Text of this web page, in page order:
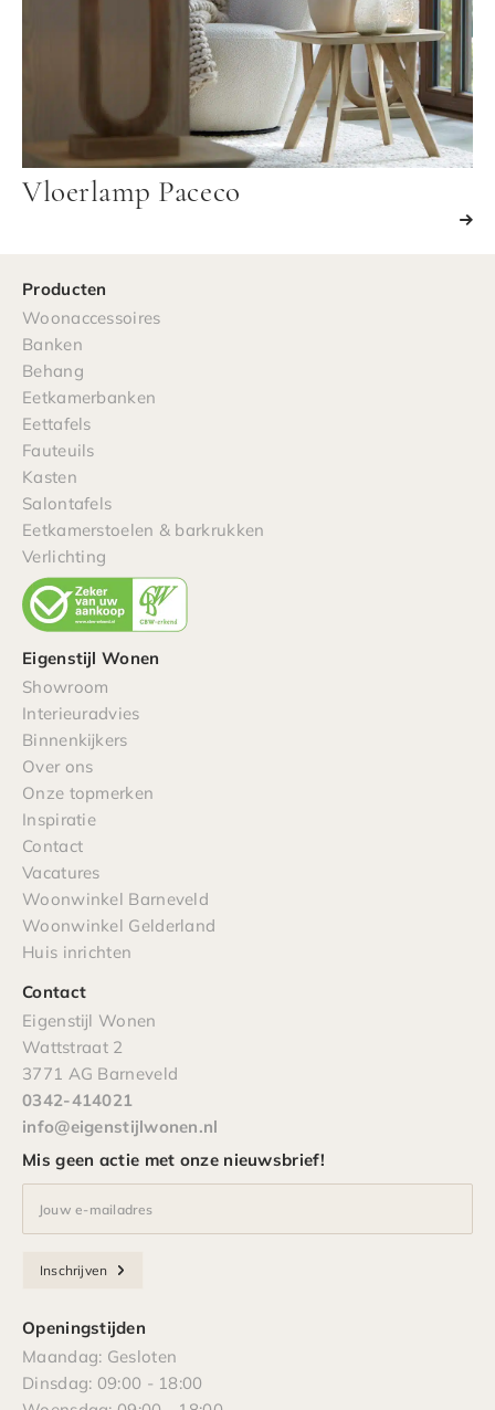
Vloerlamp Paceco
Producten
Woonaccessoires
Banken
Behang
Eetkamerbanken
Eettafels
Fauteuils
Kasten
Salontafels
Eetkamerstoelen & barkrukken
Verlichting
Eigenstijl Wonen
Showroom
Interieuradvies
Binnenkijkers
Over ons
Onze topmerken
Inspiratie
Contact
Vacatures
Woonwinkel Barneveld
Woonwinkel Gelderland
Huis inrichten
Contact
Eigenstijl Wonen
Wattstraat 2
3771 AG Barneveld
0342-414021
info@eigenstijlwonen.nl
Mis geen actie met onze nieuwsbrief!
Jouw e-mailadres
Inschrijven
Openingstijden
Maandag: Gesloten
Dinsdag: 09:00 - 18:00